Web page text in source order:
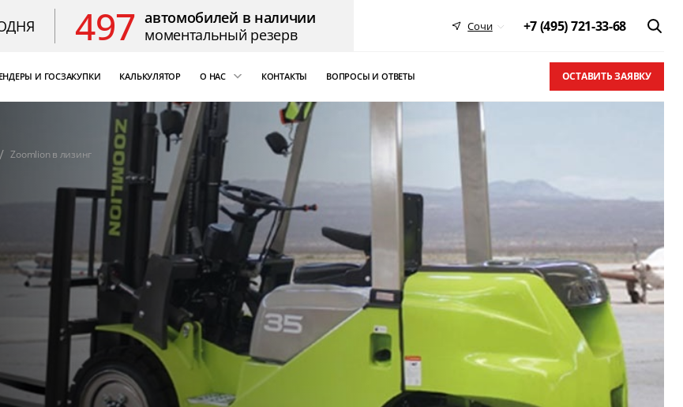
497 автомобилей в наличии
моментальный резерв
Сочи +7 (495) 721-33-68
И ГОСЗАКУПКИ КАЛЬКУЛЯТОР О НАС
«Бизнес Кар Лизинг» в ТОП-10
компаний России
Благодарственные письма
КОНТАКТЫ ВОПРОСЫ И ОТВЕТЫ ОСТАВИТЬ ЗАЯВКУ
Zoomlion в лизинг